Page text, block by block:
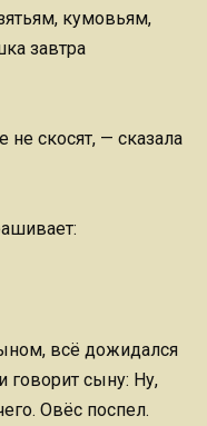
кумовьям,
завтра
не скосят, — сказала
всё дожидался
сыну: Ну,
Овёс поспел.